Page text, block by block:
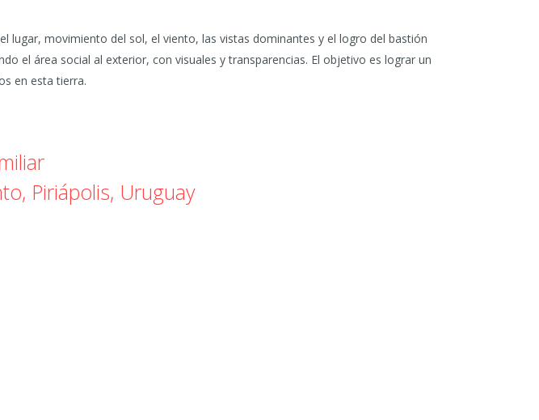
lugar, movimiento del sol, el viento, las vistas dominantes y el logro del bastión
el área social al exterior, con visuales y transparencias. El objetivo es lograr un
en esta tierra.
Piriápolis, Uruguay